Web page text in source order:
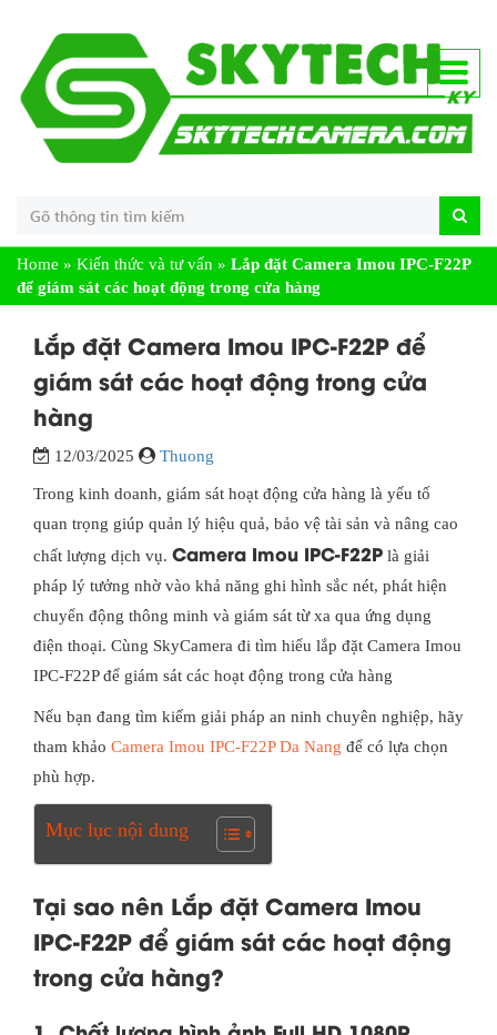
Home » Kiến thức và tư vấn » Lắp đặt Camera Imou IPC-F22P
để giám sát các hoạt động trong cửa hàng
Lắp đặt Camera Imou IPC-F22P để
giám sát các hoạt động trong cửa
hàng
12/03/2025 Thuong
Trong kinh doanh, giám sát hoạt động cửa hàng là yếu tố
quan trọng giúp quản lý hiệu quả, bảo vệ tài sản và nâng cao
chất lượng dịch vụ. Camera Imou IPC-F22P là giải
pháp lý tưởng nhờ vào khả năng ghi hình sắc nét, phát hiện
chuyển động thông minh và giám sát từ xa qua ứng dụng
điện thoại. Cùng SkyCamera đi tìm hiểu lắp đặt Camera Imou
IPC-F22P để giám sát các hoạt động trong cửa hàng
Nếu bạn đang tìm kiếm giải pháp an ninh chuyên nghiệp, hãy
tham khảo Camera Imou IPC-F22P Da Nang để có lựa chọn
phù hợp.
Mục lục nội dung
Tại sao nên Lắp đặt Camera Imou
IPC-F22P để giám sát các hoạt động
trong cửa hàng?